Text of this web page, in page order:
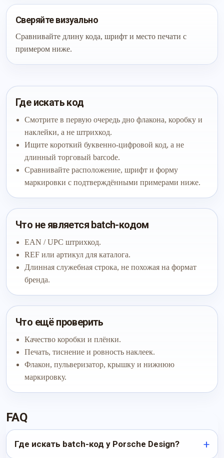
Сверяйте визуально
Сравнивайте длину кода, шрифт и место печати с
примером ниже.
Где искать код
Смотрите в первую очередь дно флакона, коробку и
наклейки, а не штрихкод.
Ищите короткий буквенно-цифровой код, а не
длинный торговый barcode.
Сравнивайте расположение, шрифт и форму
маркировки с подтверждёнными примерами ниже.
Что не является batch-кодом
EAN / UPC штрихкод.
REF или артикул для каталога.
Длинная служебная строка, не похожая на формат
бренда.
Что ещё проверить
Качество коробки и плёнки.
Печать, тиснение и ровность наклеек.
Флакон, пульверизатор, крышку и нижнюю
маркировку.
FAQ
Где искать batch-код у Porsche Design?